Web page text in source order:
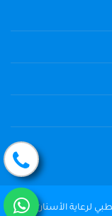
جميع الحقوق محفوظة © 2004 - 2026 المركز الطبي لرعاية الأسنان The